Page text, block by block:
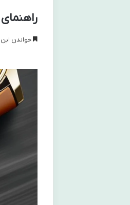
خواندن این مطلب 13